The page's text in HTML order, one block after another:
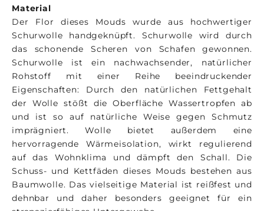
Material
Der Flor dieses Mouds wurde aus hochwertiger
Schurwolle handgeknüpft. Schurwolle wird durch
das schonende Scheren von Schafen gewonnen.
Schurwolle ist ein nachwachsender, natürlicher
Rohstoff mit einer Reihe beeindruckender
Eigenschaften: Durch den natürlichen Fettgehalt
der Wolle stößt die Oberfläche Wassertropfen ab
und ist so auf natürliche Weise gegen Schmutz
imprägniert. Wolle bietet außerdem eine
hervorragende Wärmeisolation, wirkt regulierend
auf das Wohnklima und dämpft den Schall. Die
Schuss- und Kettfäden dieses Mouds bestehen aus
Baumwolle. Das vielseitige Material ist reißfest und
dehnbar und daher besonders geeignet für ein